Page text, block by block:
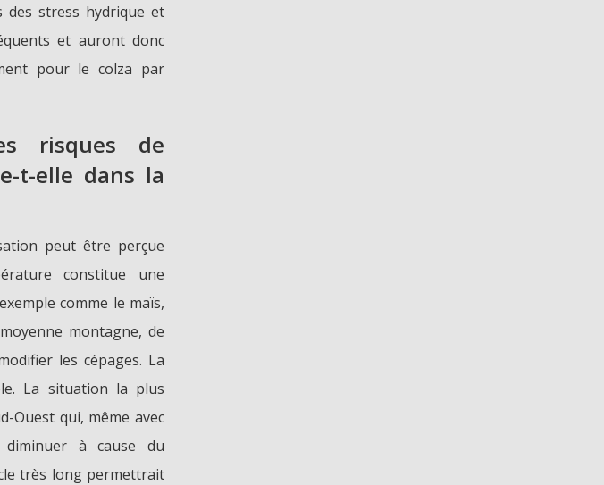
des stress hydrique et
et auront donc
pour le colza par
risques de
t-elle dans la
peut être perçue
constitue une
comme le maïs,
montagne, de
les cépages. La
La situation la plus
Ouest qui, même avec
à cause du
très long permettrait